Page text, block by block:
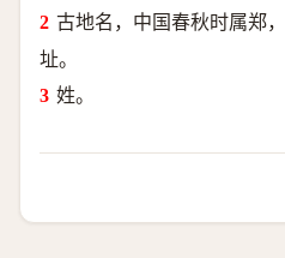
古地名，中国春秋时属郑
址。
姓。